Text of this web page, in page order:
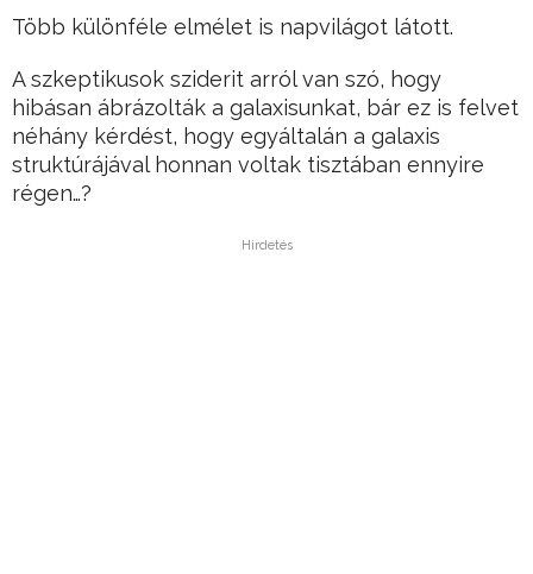
Több különféle elmélet is napvilágot látott.
A szkeptikusok sziderit arról van szó, hogy
hibásan ábrázolták a galaxisunkat, bár ez is felvet
néhány kérdést, hogy egyáltalán a galaxis
struktúrájával honnan voltak tisztában ennyire
régen…?
Hirdetés